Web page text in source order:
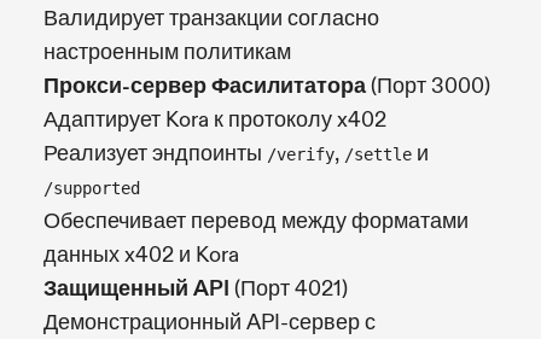
Валидирует транзакции согласно
настроенным политикам
Прокси-сервер Фасилитатора(Порт 3000)
Адаптирует Kora к протоколу x402
Реализует эндпоинты /verify, /settle и
/supported
Обеспечивает перевод между форматами
данных x402 и Kora
Защищенный API (Порт 4021)
Демонстрационный API-сервер с